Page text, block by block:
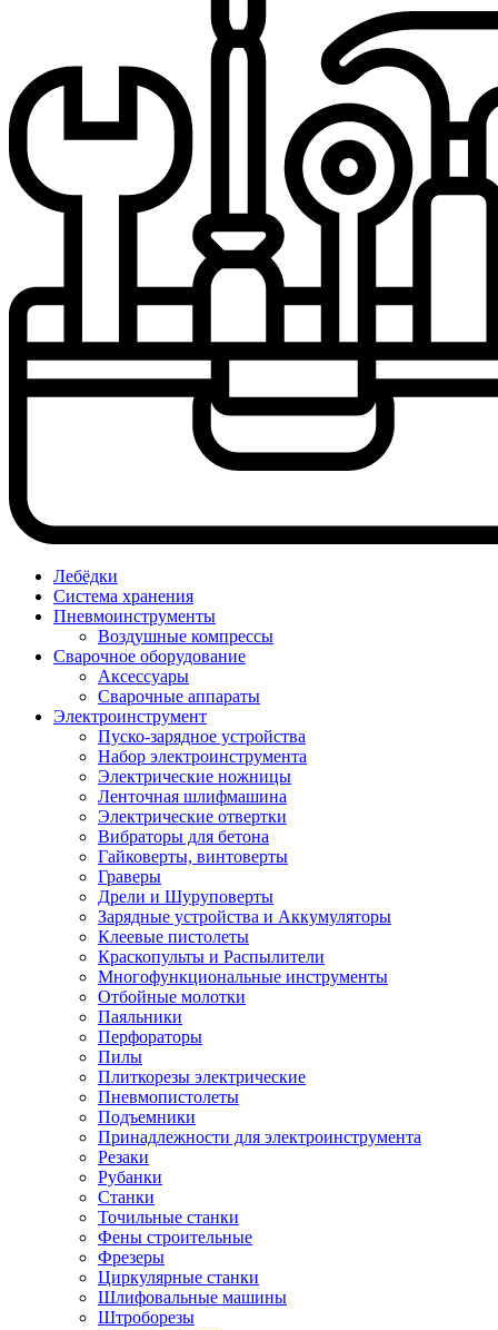
Лебёдки
Система хранения
Пневмоинструменты
Воздушные компрессы
Сварочное оборудование
Аксессуары
Сварочные аппараты
Электроинструмент
Пуско-зарядное устройства
Набор электроинструмента
Электрические ножницы
Ленточная шлифмашина
Электрические отвертки
Вибраторы для бетона
Гайковерты, винтоверты
Граверы
Дрели и Шуруповерты
Зарядные устройства и Аккумуляторы
Клеевые пистолеты
Краскопульты и Распылители
Многофункциональные инструменты
Отбойные молотки
Паяльники
Перфораторы
Пилы
Плиткорезы электрические
Пневмопистолеты
Подъемники
Принадлежности для электроинструмента
Резаки
Рубанки
Станки
Точильные станки
Фены строительные
Фрезеры
Циркулярные станки
Шлифовальные машины
Штроборезы